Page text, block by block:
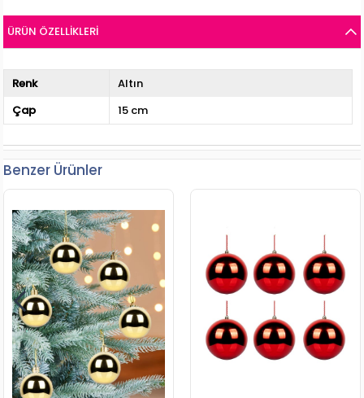
ÜRÜN ÖZELLIKLERI
Renk
Altın
Çap
15 cm
Benzer Ürünler